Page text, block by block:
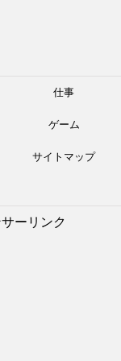
仕事
ゲーム
サイトマップ
ーリンク